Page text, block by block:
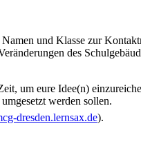
und Klasse zur
des
um eure Idee(n)
werden sollen.
dresden.lernsax.de).